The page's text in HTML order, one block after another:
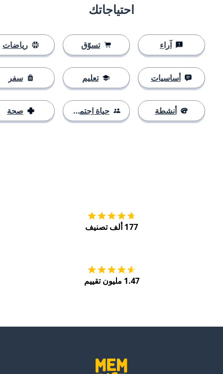
احتياجاتك
آراء
أساسيات
أنشطة
تسوّق
تعليم
حياة اجتماعية
رياضات
سفر
صحة
177 ألف تصنيف
1.47 مليون تقييم